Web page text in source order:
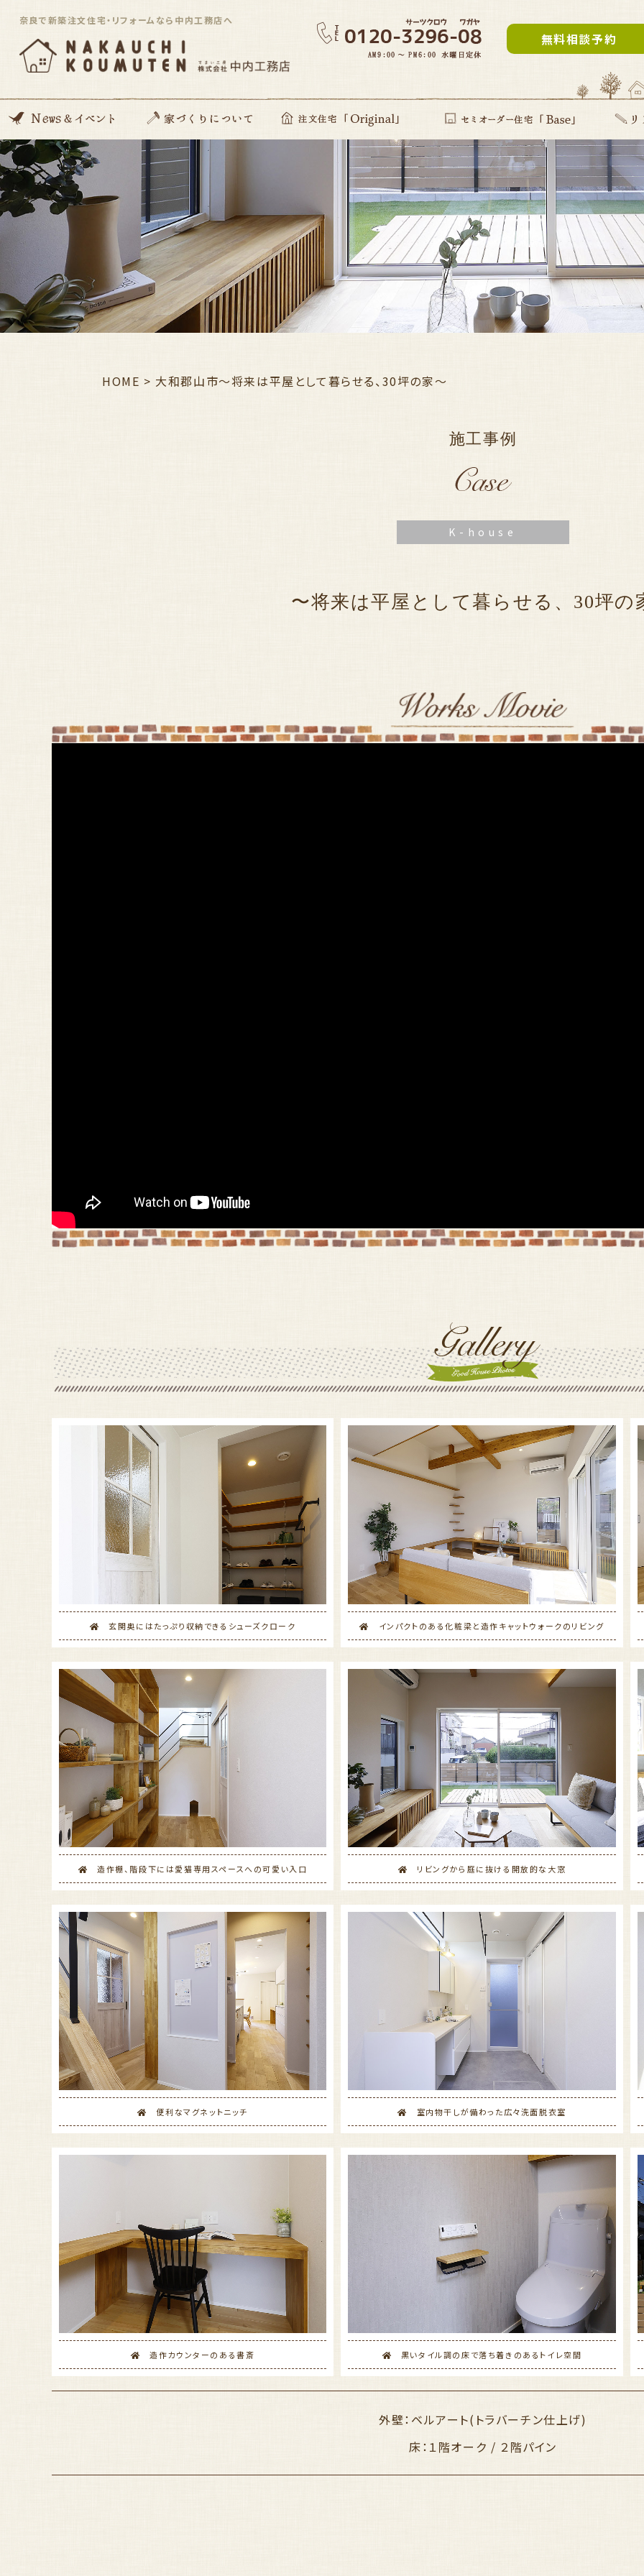
奈良で新築注文住宅・リフォームなら中内工務店へ
無料相談予約
News
開催イベント
Blog
住んでる住まい見学会 家づくりの想い
動画コンテンツ
私たちがつくる家
家づくりの流れ
ZEH住宅
SDGsへの取り組み
資金のこと
安心サポート 注文住宅「Original」 提案型住宅
セミオーダー住宅Base リフォー
建て替え
部分リフ
まるごと
HOME > 大和郡山市〜将来は平屋として暮らせる、30坪の家〜
施工事例
K-house
〜将来は平屋として暮らせる、 30坪の
玄関奥にはたっぷり収納できるシューズクローク インパクトのある化粧梁と造作キャットウォークのリビング
造作棚、階段下には愛猫専用スペースへの可愛い入口 リビングから庭に抜ける開放的な大窓
便利なマグネットニッチ 室内物干しが備わった広々洗面脱衣室
造作カウンターのある書斎 黒いタイル調の床で落ち着きのあるトイレ空間
外壁：ベルアート(トラバーチン仕上げ)
床：１階オーク / ２階パイン